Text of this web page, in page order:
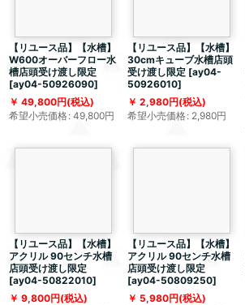
【リユース品】【水槽】
W600オーバーフロー水
槽店頭受け渡し限定
[ay04-50926090]
49,800円(税込)
希望小売価格: 49,800円
【リユース品】【水槽】
30cmキューブ水槽店頭
受け渡し限定 [ay04-
50926010]
2,980円(税込)
希望小売価格: 2,980円
【リユース品】【水槽】
アクリル 90センチ水槽
店頭受け渡し限定
[ay04-50822010]
9,800円(税込)
【リユース品】【水槽】
アクリル 90センチ水槽
店頭受け渡し限定
[ay04-50809250]
5,980円(税込)